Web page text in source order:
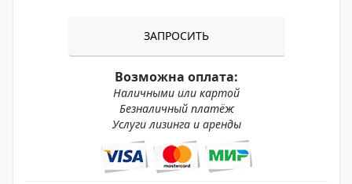
ЗАПРОСИТЬ
Возможна оплата:
Наличными или картой
Безналичный платёж
Услуги лизинга и аренды